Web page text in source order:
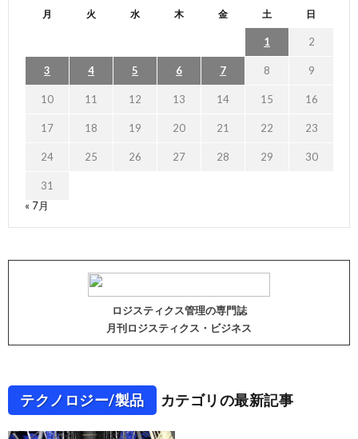
月 火 水 木 金 土 日
1 2
3 4 5 6 7 8 9
10 11 12 13 14 15 16
17 18 19 20 21 22 23
24 25 26 27 28 29 30
31
« 7月
ロジスティクス管理の専門誌
月刊ロジスティクス・ビジネス
テクノロジー/製品 カテゴリの最新記事